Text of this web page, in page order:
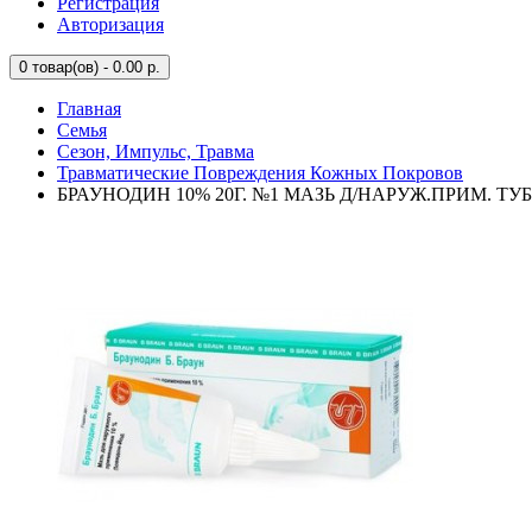
Авторизация
0 товар(ов) - 0.00 р.
Главная
Семья
Сезон, Импульс, Травма
Травматические Повреждения Кожных Покровов
БРАУНОДИН 10% 20Г. №1 МАЗЬ Д/НАРУЖ.ПРИМ.